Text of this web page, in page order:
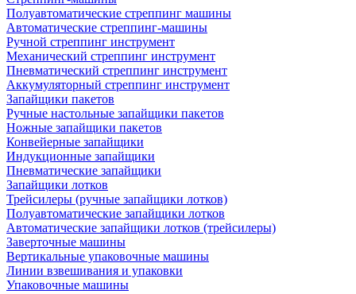
Полуавтоматические стреппинг машины
Автоматические стреппинг-машины
Ручной стреппинг инструмент
Механический стреппинг инструмент
Пневматический стреппинг инструмент
Аккумуляторный стреппинг инструмент
Запайщики пакетов
Ручные настольные запайщики пакетов
Ножные запайщики пакетов
Конвейерные запайщики
Индукционные запайщики
Пневматические запайщики
Запайщики лотков
Трейсилеры (ручные запайщики лотков)
Полуавтоматические запайщики лотков
Автоматические запайщики лотков (трейсилеры)
Заверточные машины
Вертикальные упаковочные машины
Линии взвешивания и упаковки
Упаковочные машины